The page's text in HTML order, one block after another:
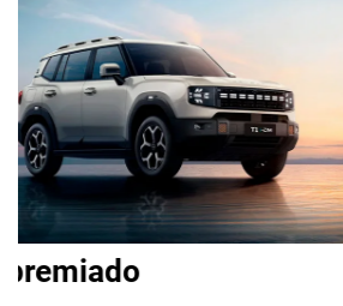
Autonomia e economia